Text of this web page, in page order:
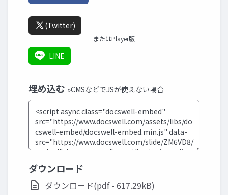
(Twitter)
またはPlayer版
LINE
埋め込む »CMSなどでJSが使えない場合
ダウンロード
ダウンロード(pdf - 617.29kB)